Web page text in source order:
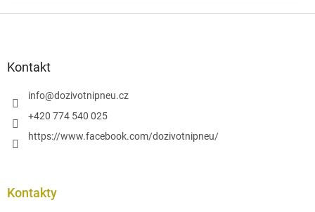
Kontakt
info@dozivotnipneu.cz
+420 774 540 025
https://www.facebook.com/dozivotnipneu/
Kontakty